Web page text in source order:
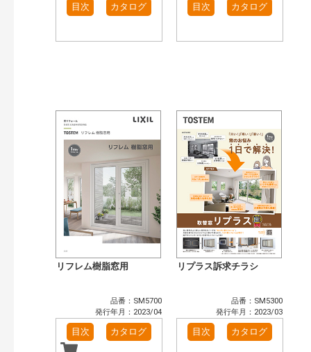
目次 カタログ 目次 カタログ
リフレム樹脂窓用
品番：SM5700
発行年月：2023/04
目次 カタログ
リプラス訴求チラシ
品番：SM5300
発行年月：2023/03
目次 カタログ